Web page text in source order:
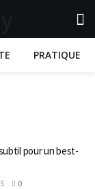
PRATIQUE
pour un best-
0